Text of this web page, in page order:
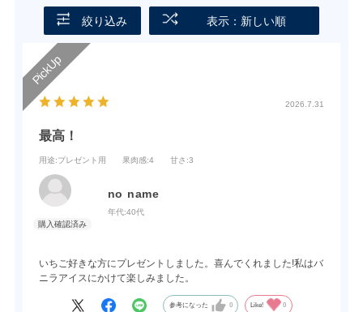
絞り込み 表示：新しい順
2026.7.31
最高！
用途:プレゼント用 果肉感:4 甘さ :3
no name
年代:40代
いちご好きな方にプレゼントしました。喜んでくれました!私はバ
ニラアイスにかけて楽しみました。
参考になった 0 Like! 0